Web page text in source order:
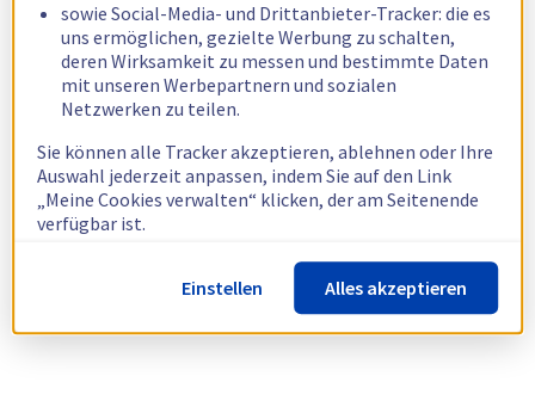
sowie Social-Media- und Drittanbieter-Tracker: die es
uns ermöglichen, gezielte Werbung zu schalten,
deren Wirksamkeit zu messen und bestimmte Daten
mit unseren Werbepartnern und sozialen
Netzwerken zu teilen.
Sie können alle Tracker akzeptieren, ablehnen oder Ihre
Auswahl jederzeit anpassen, indem Sie auf den Link
„Meine Cookies verwalten“ klicken, der am Seitenende
verfügbar ist.
Weitere Informationen finden Sie in unsererRichtlinie
zur Verwendung von Cookies.
Einstellen Alles akzeptieren